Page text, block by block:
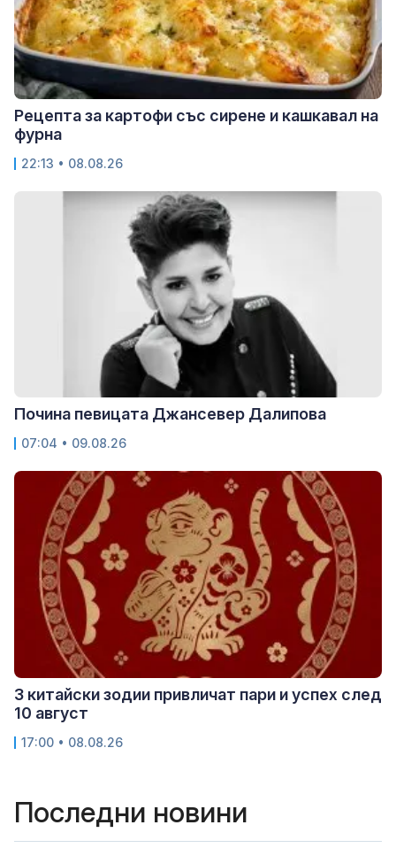
Рецепта за картофи със сирене и кашкавал на
фурна
22:13 • 08.08.26
Почина певицата Джансевер Далипова
07:04 • 09.08.26
3 китайски зодии привличат пари и успех след
10 август
17:00 • 08.08.26
Последни новини